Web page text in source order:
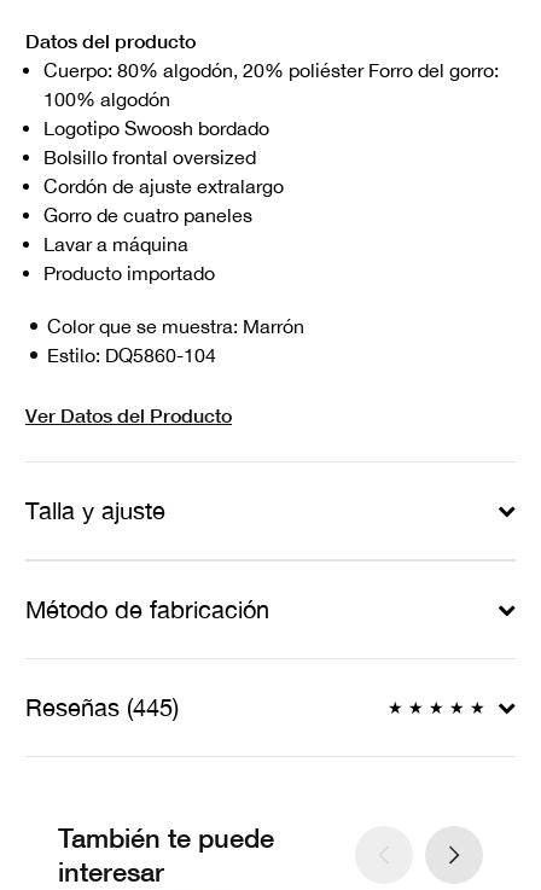
Datos del producto
Cuerpo: 80% algodón, 20% poliéster Forro del gorro:
100% algodón
Logotipo Swoosh bordado
Bolsillo frontal oversized
Cordón de ajuste extralargo
Gorro de cuatro paneles
Lavar a máquina
Producto importado
Color que se muestra: Marrón
Estilo: DQ5860-104
Ver Datos del Producto
Talla y ajuste
Método de fabricación
Reseñas (445) ★ ★ ★ ★ ★
También te puede
interesar